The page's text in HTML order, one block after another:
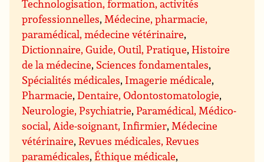
Technologisation, formation, activités
professionnelles, Médecine, pharmacie,
paramédical, médecine vétérinaire,
Dictionnaire, Guide, Outil, Pratique,Histoire
de la médecine, Sciences fondamentales,
Spécialités médicales, Imagerie médicale,
Pharmacie,Dentaire, Odontostomatologie,
Neurologie, Psychiatrie,Paramédical, Médico-
social, Aide-soignant, Infirmier, Médecine
vétérinaire,Revues médicales, Revues
paramédicales,Éthique médicale,